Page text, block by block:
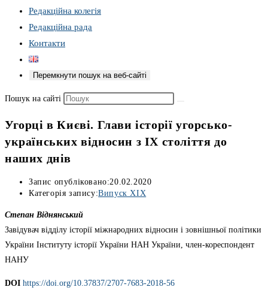
Редакційна колегія
Редакційна рада
Контакти
Перемкнути пошук на веб-сайті
Пошук на сайті
Угорці в Києві. Глави історії угорсько-
українських відносин з ІХ століття до
наших днів
Запис опубліковано:20.02.2020
Категорія запису:Випуск XIX
Степан Віднянський
Завідувач відділу історії міжнародних відносин і зовнішньої політики
України Інституту історії України НАН України, член-кореспондент
НАНУ
DOІ https://doi.org/10.37837/2707-7683-2018-56